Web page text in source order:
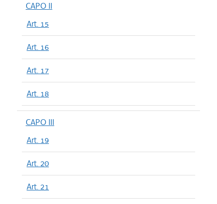
CAPO II
Art. 15
Art. 16
Art. 17
Art. 18
CAPO III
Art. 19
Art. 20
Art. 21